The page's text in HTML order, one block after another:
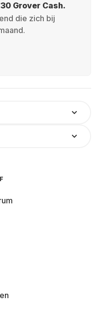
Grover Cash.
die zich bij